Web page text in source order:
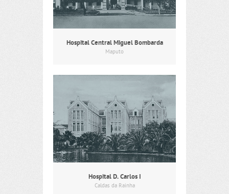
Hospital Central Miguel Bombarda
Maputo
Hospital D. Carlos I
Caldas da Rainha